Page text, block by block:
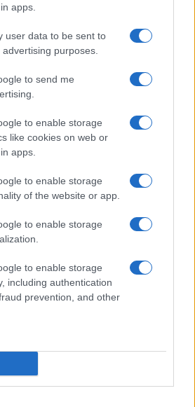
apps.
user data to be sent to
purposes.
to send me
to enable storage
like cookies on web or
apps.
to enable storage
of the website or app.
to enable storage
to enable storage
including authentication
prevention, and other
Frasi dei film
Frasi film più lette
Incipit dei film
Film più cercati
Frasi sul cinema
SERVIZI
Mappa del sito
Cookie Policy
suddivise per tema
Indice degli autori
l'archivio web dedicato a frasi,
grande del web (137.890 frasi in
• La riproduzione dei testi è
la fonte secondo la Licenza
sugli acquisti idonei. •
Contatti